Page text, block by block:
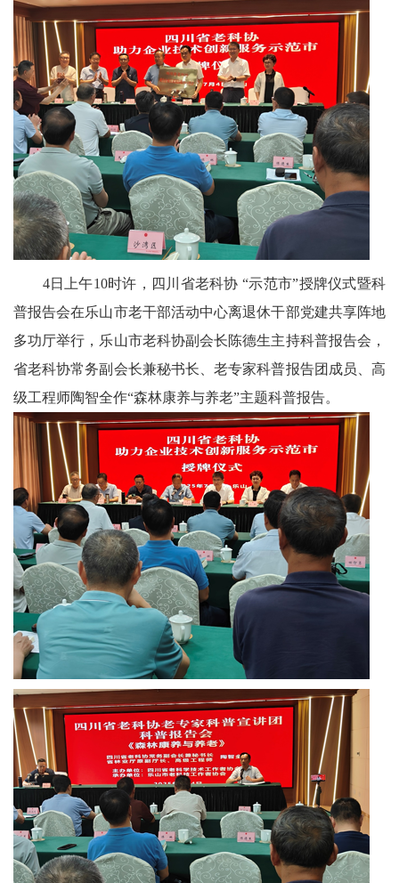
国
西
部
老
科
协
中
医
卫
中
国
关
工
委
方
文
学
中
国
交
4日上午10时许，四川省老科协 “示范市”授牌仪式暨科
普报告会在乐山市老干部活动中心离退休干部党建共享阵地
多功厅举行，乐山市老科协副会长陈德生主持科普报告会，
省老科协常务副会长兼秘书长、老专家科普报告团成员、高
级工程师陶智全作“森林康养与养老”主题科普报告。